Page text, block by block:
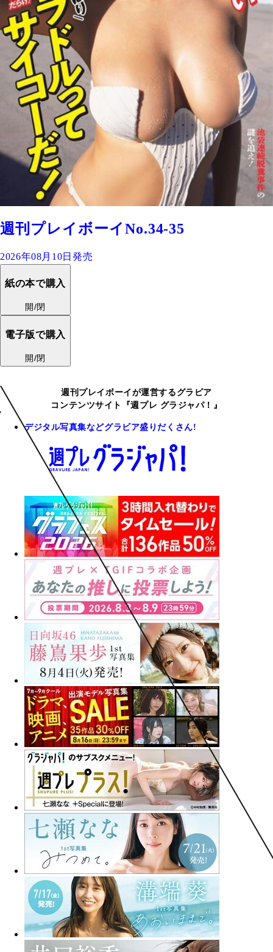
週刊プレイボーイNo.34-35
2026年08月10日発売
紙の本で購入
開/閉
電子版で購入
開/閉
週刊プレイボーイが運営するグラビア
コンテンツサイト『週プレ グラジャパ！』
デジタル写真集などグラビア盛りだくさん!